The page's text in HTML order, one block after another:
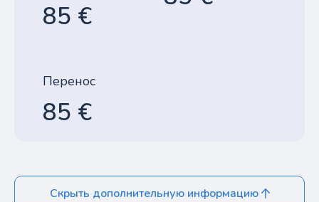
85 €
Перенос
85 €
Скрыть дополнительную информацию